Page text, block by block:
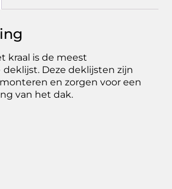
kraal is de meest
deklijst. Deze deklijsten zijn
en zorgen voor een
van het dak.